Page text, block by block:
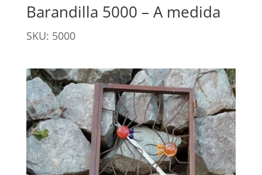
Barandilla 5000 – A medida
SKU: 5000